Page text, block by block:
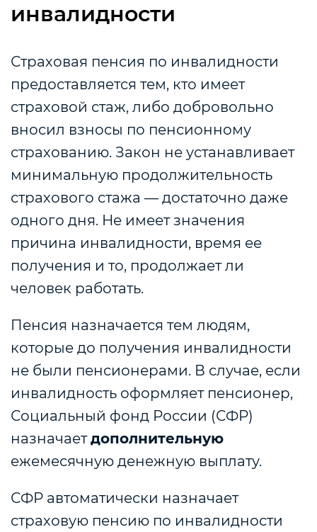
инвалидности
Страховая пенсия по инвалидности
предоставляется тем, кто имеет
страховой стаж, либо добровольно
вносил взносы по пенсионному
страхованию. Закон не устанавливает
минимальную продолжительность
страхового стажа — достаточно даже
одного дня. Не имеет значения
причина инвалидности, время ее
получения и то, продолжает ли
человек работать.
Пенсия назначается тем людям,
которые до получения инвалидности
не были пенсионерами. В случае, если
инвалидность оформляет пенсионер,
Социальный фонд России (СФР)
назначаетдополнительную
ежемесячную денежную выплату.
СФР автоматически назначает
страховую пенсию по инвалидности